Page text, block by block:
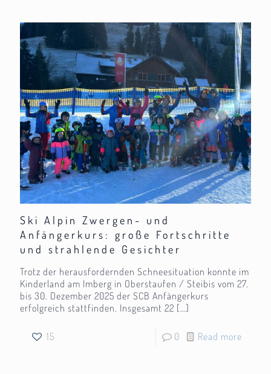
Ski Alpin Zwergen- und
Anfängerkurs: große Fortschritte
und strahlende Gesichter
Trotz der herausfordernden Schneesituation konnte im
Kinderland am Imberg in Oberstaufen / Steibis vom 27.
bis 30. Dezember 2025 der SCB Anfängerkurs
erfolgreich stattfinden. Insgesamt 22 […]
15 0 Read more